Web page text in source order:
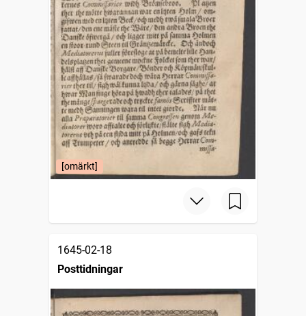
[omärkt]
1645-02-18
Posttidningar